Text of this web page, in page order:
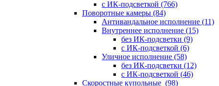
с ИК-подсветкой (766)
Поворотные камеры (84)
Антивандальное исполнение (11)
Внутреннее исполнение (15)
без ИК-подсветки (9)
с ИК-подсветкой (6)
Уличное исполнение (58)
без ИК-подсветки (12)
с ИК-подсветкой (46)
Скоростные купольные (98)